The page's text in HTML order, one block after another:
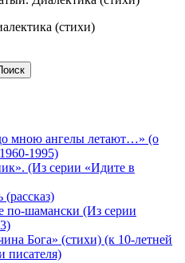
(стихи)
мною ангелы летают…» (о
1995)
(Из серии «Идите в
шамански (Из серии
Бога» (стихи) (к 10-летней
писателя)